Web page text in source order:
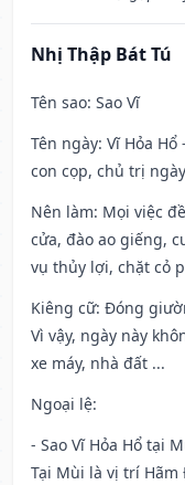
Nhị Thập Bát Tú
Tên sao: Sao Vĩ
Tên ngày: Vĩ Hỏa
con cọp, chủ trị
Nên làm: Mọi việc
cửa, đào ao giếng,
vụ thủy lợi, chặt cỏ
Kiêng cữ: Đóng
Vì vậy, ngày này
xe máy, nhà đất ...
Ngoại lệ:
- Sao Vĩ Hỏa Hổ tại
Tại Mùi là vị trí Hãm